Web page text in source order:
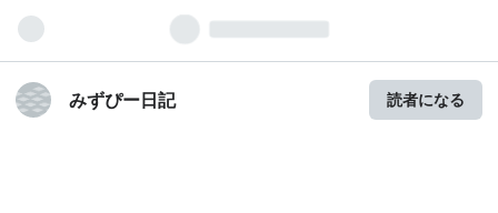
みずぴー日記 読者になる